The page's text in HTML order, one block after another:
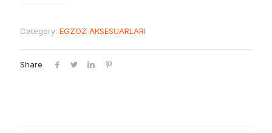
Category: EGZOZ AKSESUARLARI
Share